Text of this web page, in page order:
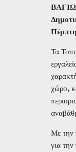
Τα
χώρο,
Με την
για